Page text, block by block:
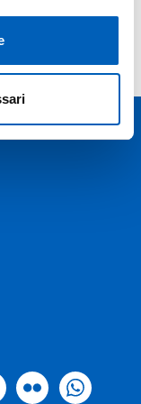
YoutubeFlickr